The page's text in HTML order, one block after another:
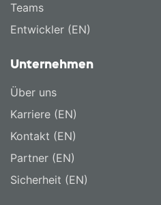
Teams
Entwickler (EN)
Unternehmen
Über uns
Karriere (EN)
Kontakt (EN)
Partner (EN)
Sicherheit (EN)